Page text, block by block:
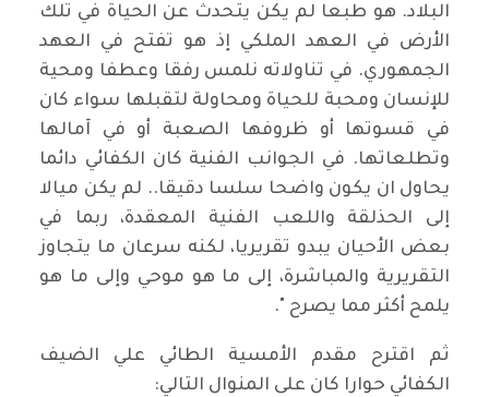
البلاد. هو طبعا لم يكن يتحدث عن الحياة في تلك
الأرض في العهد الملكي إذ هو تفتح في العهد
الجمهوري. في تناولاته نلمس رفقا وعطفا ومحية
للإنسان ومحبة للحياة ومحاولة لتقبلها سواء كان
في قسوتها أو ظروفها الصعبة أو في آمالها
وتطلعاتها. في الجوانب الفنية كان الكفائي دائما
يحاول ان يكون واضحا سلسا دقيقا.. لم يكن ميالا
إلى الحذلقة واللعب الفنية المعقدة، ربما في
بعض الأحيان يبدو تقريريا، لكنه سرعان ما يتجاوز
التقريرية والمباشرة، إلى ما هو موحي وإلى ما هو
يلمح أكثر مما يصرح ".
ثم اقترح مقدم الأمسية الطائي علي الضيف
الكفائي حوارا كان على المنوال التالي: